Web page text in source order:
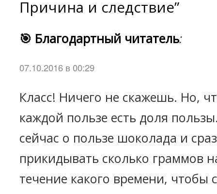
Причина и следствие”
🎯 Благодартный читатель:
07.10.2016 в 00:29
Класс! Ничего не скажешь. Но,
каждой пользе есть доля
сейчас о пользе шоколада и
прикидывать сколько граммов
течение какого времени, чтобы